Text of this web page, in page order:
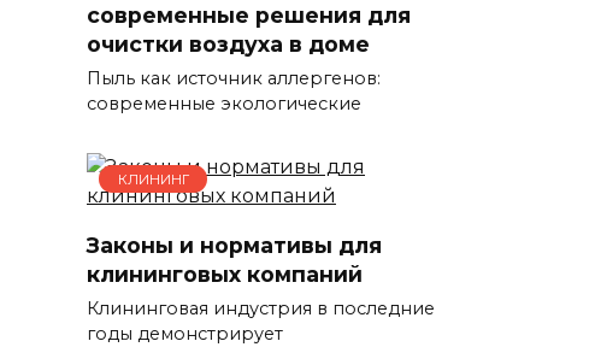
современные решения для
очистки воздуха в доме
Пыль как источник аллергенов:
современные экологические
КЛИНИНГ
Законы и нормативы для
клининговых компаний
Клининговая индустрия в последние
годы демонстрирует